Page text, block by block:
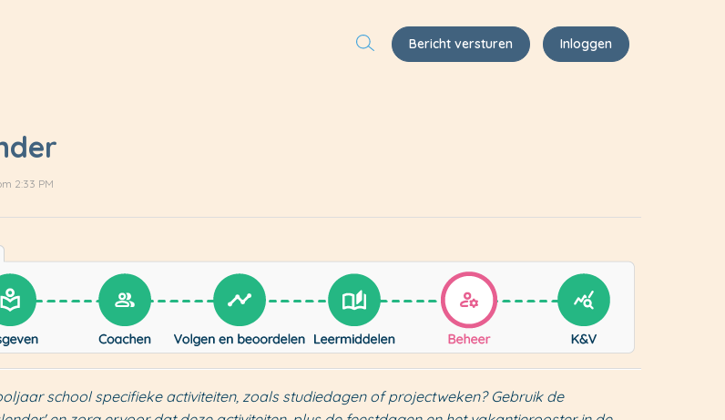
Bericht versturen Inloggen
2:33 PM
school specifieke activiteiten, zoals studiedagen of projectweken? Gebruik de